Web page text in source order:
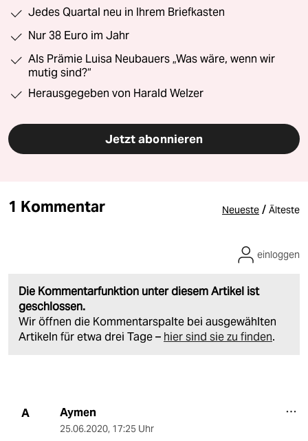
Jedes Quartal neu in Ihrem Briefkasten
Nur 38 Euro im Jahr
Als Prämie Luisa Neubauers „Was wäre, wenn wir
mutig sind?“
Herausgegeben von Harald Welzer
Jetzt abonnieren
1 Kommentar Neueste / Älteste
Die Kommentarfunktion unter diesem Artikel ist
geschlossen.
Wir öffnen die Kommentarspalte bei ausgewählten
Artikeln für etwa drei Tage – hier sind sie zu finden.
einloggen
A Aymen
25.06.2020, 17:25 Uhr